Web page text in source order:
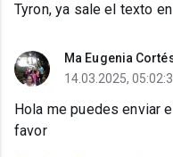
Tyron, ya sale el texto
Ma Eugenia
14.03.2025,
Hola me puedes enviar
favor